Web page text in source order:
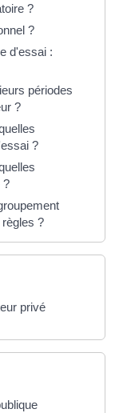
?
?
d'essai :
périodes
?
?
?
?
privé